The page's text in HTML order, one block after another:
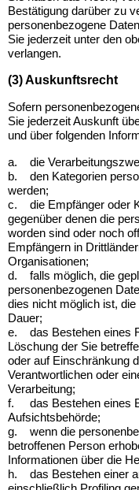
Bestätigung darüber zu
personenbezogene
Sie jederzeit unter den
verlangen.
(3) Auskunftsrecht
Sofern
Sie jederzeit Auskunft
und über folgenden
a. die
b. den Kategorien
werden;
c. die Empfänger oder
gegenüber denen die
worden sind oder noch
Empfängern in
Organisationen;
d. falls möglich, die
personenbezogenen
dies nicht möglich ist,
Dauer;
e. das Bestehen eines
Löschung der Sie
oder auf Einschränkung
Verantwortlichen oder
Verarbeitung;
f. das Bestehen eines
Aufsichtsbehörde;
g. wenn die
betroffenen Person
Informationen über die
h. das Bestehen einer